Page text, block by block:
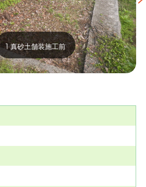
1 真砂土舗装施工前